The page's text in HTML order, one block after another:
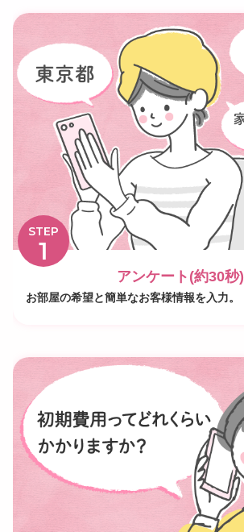
アンケート(約30秒)
STEP
1
お部屋の希望と簡単なお客様情報を入力。